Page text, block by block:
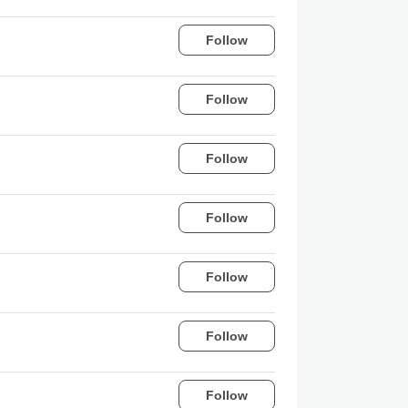
Follow
Follow
Follow
Follow
Follow
Follow
Follow